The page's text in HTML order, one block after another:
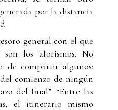
por la distancia
general con el que
los aforismos. No
de compartir algunos:
comienzo de ningún
del final”. “Entre las
el itinerario mismo